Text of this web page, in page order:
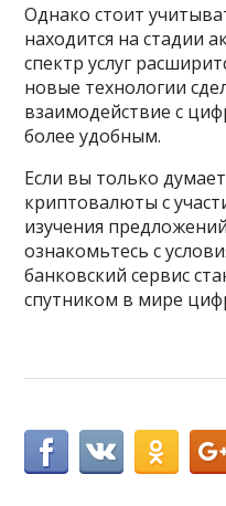
Однако стоит
находится на стадии
спектр услуг
новые технологии
взаимодействие с
более удобным.
Если вы только
криптовалюты с
изучения
ознакомьтесь с
банковский сервис
спутником в мире